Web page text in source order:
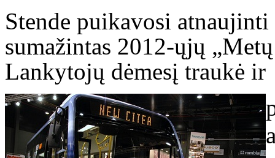
Stende puikavosi
sumažintas 2012-ųjų
Lankytojų dėmesį traukė ir